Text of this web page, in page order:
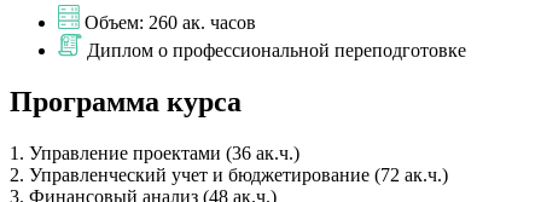
Объем: 260 ак. часов
Диплом о профессиональной переподготовке
Программа курса
1. Управление проектами (36 ак.ч.)
2. Управленческий учет и бюджетирование (72 ак.ч.)
3. Финансовый анализ (48 ак.ч.)